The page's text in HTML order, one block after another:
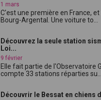
1 mars
C'est une première en France, et
Bourg-Argental. Une voiture to...
Découvrez la seule station
Loi...
9 février
Elle fait partie de l'Observatoire
compte 33 stations réparties su...
Découvrir le Bessat en chiens